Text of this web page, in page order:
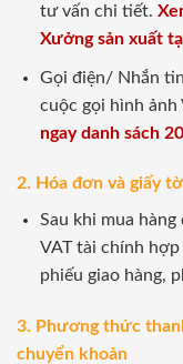
tư vấn chi tiết.
Xưởng sản xuất
Gọi điện/ Nhắn
cuộc gọi hình
ngay danh sách
2. Hóa đơn và giấy
Sau khi mua
VAT tài chính hợp
phiếu giao hàng,
3. Phương thức
chuyển khoản